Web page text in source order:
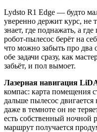
Lydsto R1 Edge — будто
уверенно держит курс, не
знает, где поднажать, а
робот‑пылесос берёт на
что можно забыть про два
обе задачи сразу, как
забьёт, и пол вымоет.
Лазерная навигация
компас: карта помещения
дальше пылесос
даже в темноте он не
есть собственный ночной
маршрут получается